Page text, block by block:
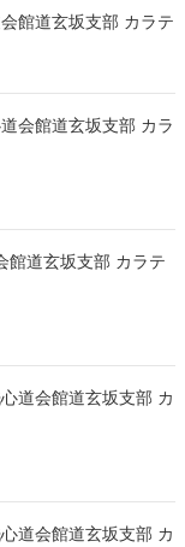
館道玄坂支部 カラテ
会館道玄坂支部 カラ
館道玄坂支部 カラテ
道会館道玄坂支部 カ
道会館道玄坂支部 カ